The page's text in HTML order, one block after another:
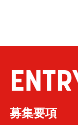
募集要項